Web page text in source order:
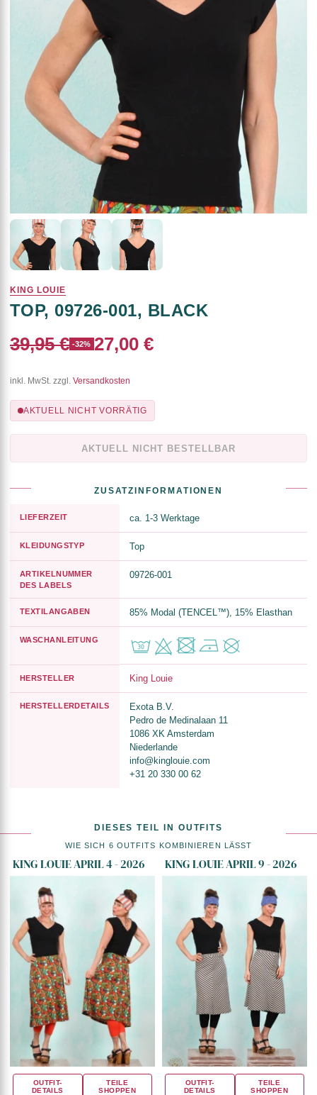
KING LOUIE
TOP, 09726-001, BLACK
39,95 € -32% 27,00 €
inkl. MwSt. zzgl. Versandkosten
AKTUELL NICHT VORRÄTIG
AKTUELL NICHT BESTELLBAR
ZUSATZINFORMATIONEN
LIEFERZEIT ca. 1-3 Werktage
KLEIDUNGSTYP Top
ARTIKELNUMMER
DES LABELS
09726-001
TEXTILANGABEN 85% Modal (TENCEL™), 15% Elasthan
WASCHANLEITUNG
HERSTELLER King Louie
HERSTELLERDETAILS
Exota B.V.
Pedro de Medinalaan 11
1086 XK Amsterdam
Niederlande
info@kinglouie.com
+31 20 330 00 62
DIESES TEIL IN OUTFITS
WIE SICH 6 OUTFITS KOMBINIEREN LÄSST
KING LOUIE APRIL 4 - 2026
OUTFIT-
DETAILS
TEILE
SHOPPEN
KING LOUIE APRIL 9 - 2026
OUTFIT-
DETAILS
TEILE
SHOPPEN